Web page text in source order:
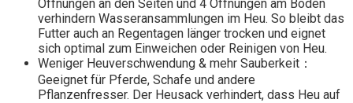
Öffnungen an den Seiten und 4 Öffnungen am Boden
verhindern Wasseransammlungen im Heu. So bleibt das
Futter auch an Regentagen länger trocken und eignet
sich optimal zum Einweichen oder Reinigen von Heu.
Weniger Heuverschwendung & mehr Sauberkeit：
Geeignet für Pferde, Schafe und andere
Pflanzenfresser. Der Heusack verhindert, dass Heu auf